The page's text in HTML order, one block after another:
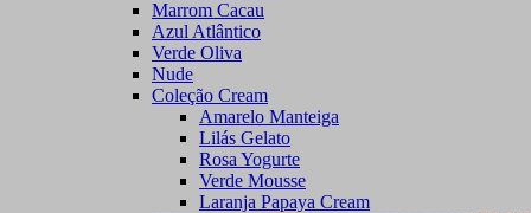
Marrom Cacau
Azul Atlântico
Verde Oliva
Nude
Coleção Cream
Amarelo Manteiga
Lilás Gelato
Rosa Yogurte
Verde Mousse
Laranja Papaya Cream